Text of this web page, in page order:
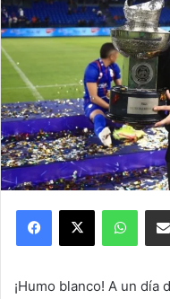
Facebook
X
¡Humo blanco! A un día